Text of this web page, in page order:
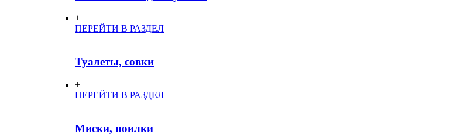
+
ПЕРЕЙТИ В РАЗДЕЛ
Туалеты, совки
+
ПЕРЕЙТИ В РАЗДЕЛ
Миски, поилки